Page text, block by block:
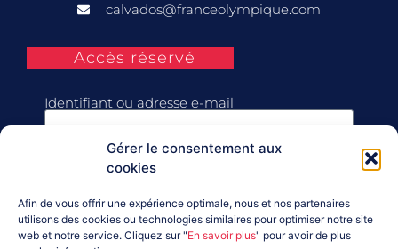
Gérer le consentement aux
cookies
Afin de vous offrir une expérience optimale, nous et nos partenaires
utilisons des cookies ou technologies similaires pour optimiser notre site
web et notre service. Cliquez sur "En savoir plus" pour avoir de plus
calvados@franceolympique.com
Accès réservé
Identifiant ou adresse e-mail
Mot de passe
Se souvenir de moi